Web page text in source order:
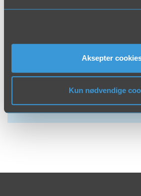
Aksepter
Kun nødvendige